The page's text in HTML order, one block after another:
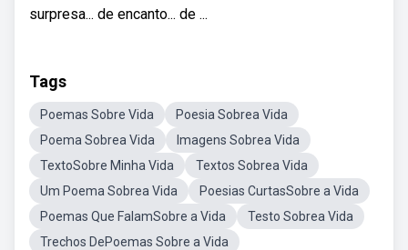
surpresa... de encanto... de ...
Tags
Poemas Sobre Vida
Poesia Sobrea Vida
Poema Sobrea Vida
Imagens Sobrea Vida
TextoSobre Minha Vida
Textos Sobrea Vida
Um Poema Sobrea Vida
Poesias CurtasSobre a Vida
Poemas Que FalamSobre a Vida
Testo Sobrea Vida
Trechos DePoemas Sobre a Vida